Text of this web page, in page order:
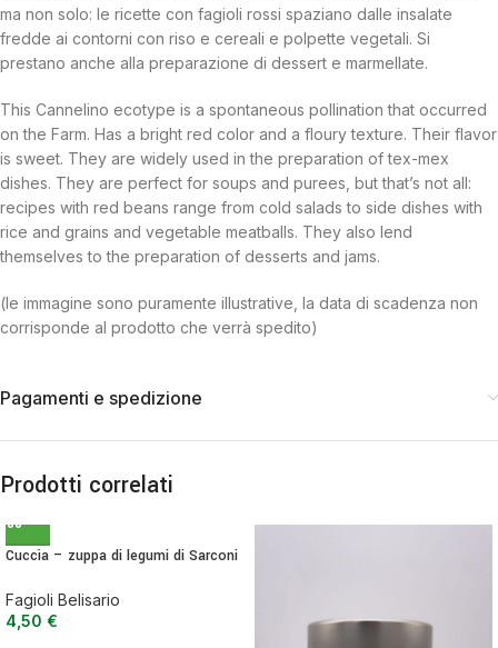
ma non solo: le ricette con fagioli rossi spaziano dalle insalate
fredde ai contorni con riso e cereali e polpette vegetali. Si
prestano anche alla preparazione di dessert e marmellate.
This Cannelino ecotype is a spontaneous pollination that occurred
on the Farm. Has a bright red color and a floury texture. Their flavor
is sweet. They are widely used in the preparation of tex-mex
dishes. They are perfect for soups and purees, but that’s not all:
recipes with red beans range from cold salads to side dishes with
rice and grains and vegetable meatballs. They also lend
themselves to the preparation of desserts and jams.
(le immagine sono puramente illustrative, la data di scadenza non
corrisponde al prodotto che verrà spedito)
Pagamenti e spedizione
Prodotti correlati
Cuccìa – zuppa di legumi di Sarconi
Fagioli Belisario
4,50 €